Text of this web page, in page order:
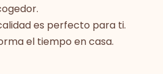
es perfecto para ti.
el tiempo en casa.